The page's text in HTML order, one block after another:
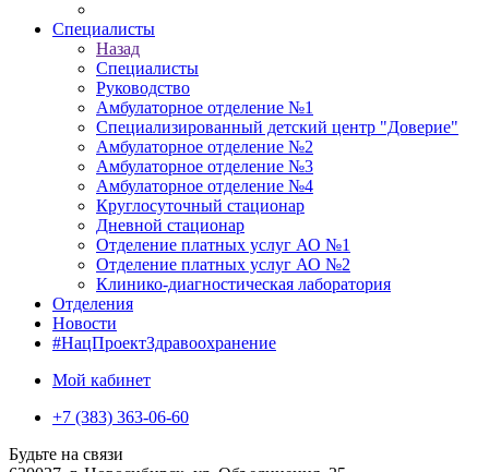
Специалисты
Назад
Специалисты
Руководство
Амбулаторное отделение №1
Специализированный детский центр "Доверие"
Амбулаторное отделение №2
Амбулаторное отделение №3
Амбулаторное отделение №4
Круглосуточный стационар
Дневной стационар
Отделение платных услуг АО №1
Отделение платных услуг АО №2
Клинико-диагностическая лаборатория
Отделения
Новости
#НацПроектЗдравоохранение
Мой кабинет
+7 (383) 363-06-60
Будьте на связи